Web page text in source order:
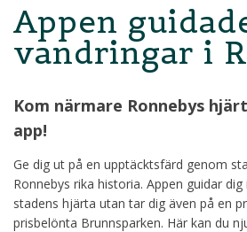
Appen
vandringar i
Kom närmare Ronnebys
app!
Ge dig ut på en upptäcktsfärd genom
Ronnebys rika historia. Appen guidar
stadens hjärta utan tar dig även på en
prisbelönta Brunnsparken. Här kan du